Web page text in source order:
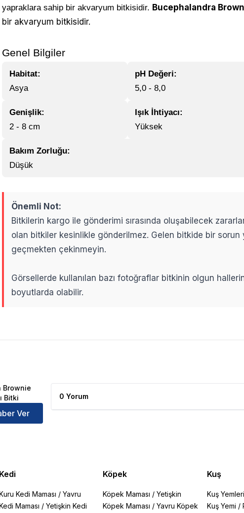
yapraklara sahip bir akvaryum bitkisidir. Bucephalandra
bir akvaryum bitkisidir.
Genel Bilgiler
Habitat:
Asya
pH Değeri:
5,0 - 8,0
Genişlik:
2 - 8 cm
Işık İhtiyacı:
Yüksek
Bakım Zorluğu:
Düşük
Önemli Not:
Bitkilerin kargo ile gönderimi sırasında oluşabilecek
olan bitkiler kesinlikle gönderilmez. Gelen bitkide bir
geçmekten çekinmeyin.
Görsellerde kullanılan bazı fotoğraflar bitkinin olgun
boyutlarda olabilir.
Canlı Bitki Ürün Yorumları
Brownie
Bitki
Ver
0 Yorum
Kedi
Kedi Maması / Yavru
Maması / Yetişkin Kedi
Köpek
Köpek Maması /Yetişkin
Köpek Maması /Yavru Köpek
Kuş
Kuş Yemleri
Kuş Yemi /